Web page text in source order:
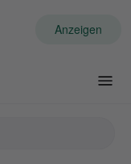
Anzeigen